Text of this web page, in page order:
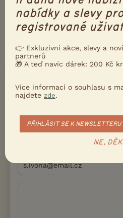
PŘIDEJTE REAKCI
Přezdívka
nabídky a slevy
registrované
👉 Exkluzivní akce, slevy a
partnerů
🎁 A teď navíc dárek: 200 Kč
Více informací o souhlasu s
najdete zde.
PŘIHLÁSIT SE K NEWSLETTERU
NE,